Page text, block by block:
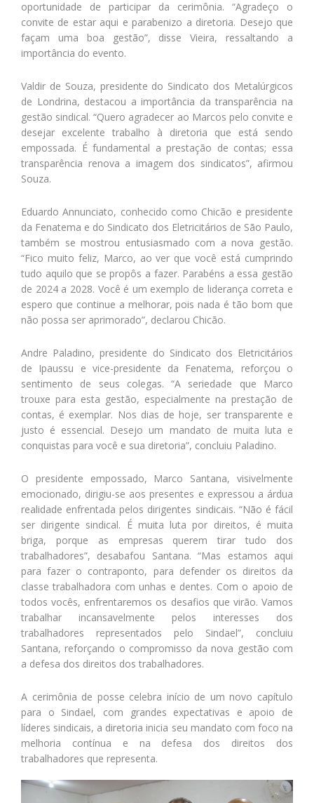
oportunidade de participar da cerimônia. “Agradeço o
convite de estar aqui e parabenizo a diretoria. Desejo que
façam uma boa gestão”, disse Vieira, ressaltando a
importância do evento.
Valdir de Souza, presidente do Sindicato dos Metalúrgicos
de Londrina, destacou a importância da transparência na
gestão sindical. “Quero agradecer ao Marcos pelo convite e
desejar excelente trabalho à diretoria que está sendo
empossada. É fundamental a prestação de contas; essa
transparência renova a imagem dos sindicatos”, afirmou
Souza.
Eduardo Annunciato, conhecido como Chicão e presidente
da Fenatema e do Sindicato dos Eletricitários de São Paulo,
também se mostrou entusiasmado com a nova gestão.
“Fico muito feliz, Marco, ao ver que você está cumprindo
tudo aquilo que se propôs a fazer. Parabéns a essa gestão
de 2024 a 2028. Você é um exemplo de liderança correta e
espero que continue a melhorar, pois nada é tão bom que
não possa ser aprimorado”, declarou Chicão.
Andre Paladino, presidente do Sindicato dos Eletricitários
de Ipaussu e vice-presidente da Fenatema, reforçou o
sentimento de seus colegas. “A seriedade que Marco
trouxe para esta gestão, especialmente na prestação de
contas, é exemplar. Nos dias de hoje, ser transparente e
justo é essencial. Desejo um mandato de muita luta e
conquistas para você e sua diretoria”, concluiu Paladino.
O presidente empossado, Marco Santana, visivelmente
emocionado, dirigiu-se aos presentes e expressou a árdua
realidade enfrentada pelos dirigentes sindicais. “Não é fácil
ser dirigente sindical. É muita luta por direitos, é muita
briga, porque as empresas querem tirar tudo dos
trabalhadores”, desabafou Santana. “Mas estamos aqui
para fazer o contraponto, para defender os direitos da
classe trabalhadora com unhas e dentes. Com o apoio de
todos vocês, enfrentaremos os desafios que virão. Vamos
trabalhar incansavelmente pelos interesses dos
trabalhadores representados pelo Sindael”, concluiu
Santana, reforçando o compromisso da nova gestão com
a defesa dos direitos dos trabalhadores.
A cerimônia de posse celebra início de um novo capítulo
para o Sindael, com grandes expectativas e apoio de
líderes sindicais, a diretoria inicia seu mandato com foco na
melhoria contínua e na defesa dos direitos dos
trabalhadores que representa.